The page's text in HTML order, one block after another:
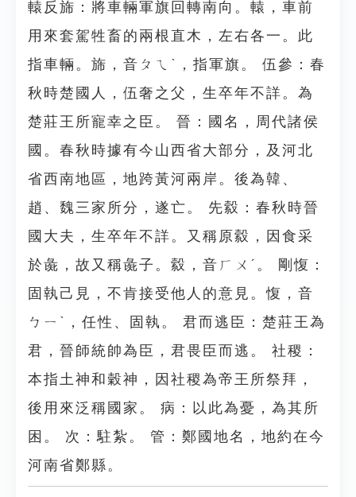
轅反旆：將車輛軍旗回轉南向。轅，車前
用來套駕牲畜的兩根直木，左右各一。此
指車輛。旆，音ㄆㄟˋ，指軍旗。 伍參：春
秋時楚國人，伍奢之父，生卒年不詳。為
楚莊王所寵幸之臣。 晉：國名，周代諸侯
國。春秋時據有今山西省大部分，及河北
省西南地區，地跨黃河兩岸。後為韓、
趙、魏三家所分，遂亡。 先縠：春秋時晉
國大夫，生卒年不詳。又稱原縠，因食采
於彘，故又稱彘子。縠，音ㄏㄨˊ。 剛愎：
固執己見，不肯接受他人的意見。愎，音
ㄅㄧˋ，任性、固執。 君而逃臣：楚莊王為
君，晉師統帥為臣，君畏臣而逃。 社稷：
本指土神和穀神，因社稷為帝王所祭拜，
後用來泛稱國家。 病：以此為憂，為其所
困。 次：駐紮。 管：鄭國地名，地約在今
河南省鄭縣。